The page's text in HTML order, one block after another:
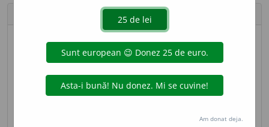
© imagine
T, -Ă, smeriți, -te, adj.Umil, supus,
respectuos; modest. ♦ (Bis.) Cucernic, evlavios, pios.
Am donat deja.